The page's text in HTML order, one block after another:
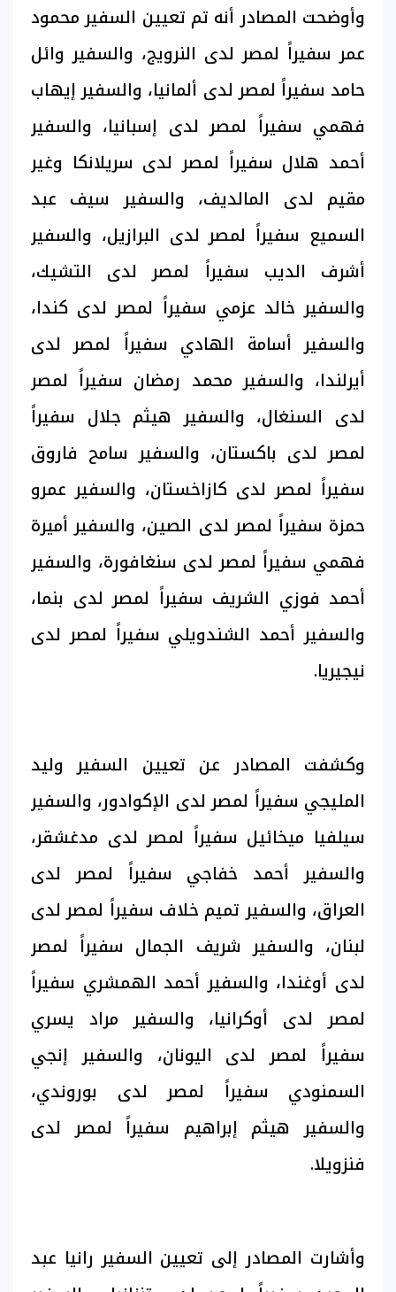
وأوضحت المصادر أنه تم تعيين السفير محمود
عمر سفيراً لمصر لدى النرويج، والسفير وائل
حامد سفيراً لمصر لدى ألمانيا، والسفير إيهاب
فهمي سفيراً لمصر لدى إسبانيا، والسفير
أحمد هلال سفيراً لمصر لدى سريلانكا وغير
مقيم لدى المالديف، والسفير سيف عبد
السميع سفيراً لمصر لدى البرازيل، والسفير
أشرف الديب سفيراً لمصر لدى التشيك،
والسفير خالد عزمي سفيراً لمصر لدى كندا،
والسفير أسامة الهادي سفيراً لمصر لدى
أيرلندا، والسفير محمد رمضان سفيراً لمصر
لدى السنغال، والسفير هيثم جلال سفيراً
لمصر لدى باكستان، والسفير سامح فاروق
سفيراً لمصر لدى كازاخستان، والسفير عمرو
حمزة سفيراً لمصر لدى الصين، والسفير أميرة
فهمي سفيراً لمصر لدى سنغافورة، والسفير
أحمد فوزي الشريف سفيراً لمصر لدى بنما،
والسفير أحمد الشندويلي سفيراً لمصر لدى
نيجيريا.
وكشفت المصادر عن تعيين السفير وليد
المليجي سفيراً لمصر لدى الإكوادور، والسفير
سيلفيا ميخائيل سفيراً لمصر لدى مدغشقر،
والسفير أحمد خفاجي سفيراً لمصر لدى
العراق، والسفير تميم خلاف سفيراً لمصر لدى
لبنان، والسفير شريف الجمال سفيراً لمصر
لدى أوغندا، والسفير أحمد الهمشري سفيراً
لمصر لدى أوكرانيا، والسفير مراد يسري
سفيراً لمصر لدى اليونان، والسفير إنجي
السمنودي سفيراً لمصر لدى بوروندي،
والسفير هيثم إبراهيم سفيراً لمصر لدى
فنزويلا.
وأشارت المصادر إلى تعيين السفير رانيا عبد